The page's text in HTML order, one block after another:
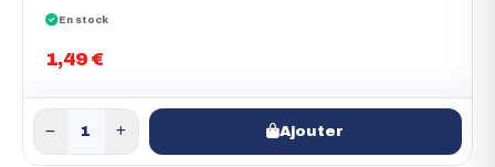
En stock
1,49 €
Ajouter